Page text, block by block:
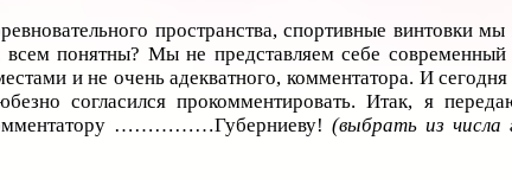
пространства, спортивные винтовки
понятны? Мы не представляем себе современный
и не очень адекватного, комментатора. И
согласился прокомментировать. Итак, я
……………Губерниеву! (выбрать из числа